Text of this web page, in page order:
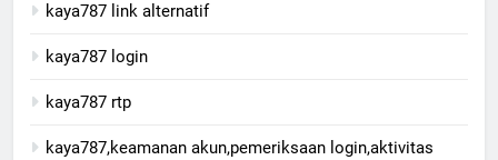
kaya787 link alternatif
kaya787 login
kaya787 rtp
kaya787,keamanan akun,pemeriksaan login,aktivitas